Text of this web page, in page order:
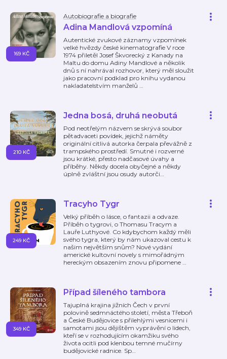
Autobiografie a biografie
Adina Mandlová vzpomíná
Autentické zvukové záznamy vzpomínek
velké hvězdy české kinematografie V roce
1974 přiletěl Josef Škvorecký z Kanady na
Maltu do domu Adiny Mandlové a několik
dnů s ní nahrával rozhovor, který měl sloužit
jako pracovní podklad pro knihu vydanou
nakladatelstvím manželů …
169 KČ
Jedna bosá, druhá neobutá
Pod neotřelým názvem se skrývá soubor
pětadvaceti povídek, jejichž náměty
originální citlivá autorka čerpala převážně z
trampského prostředí. Smutné i rozverné
jsou krátké, přesto nadčasové úvahy a
příběhy. Někdy docela obyčejné a někdy
úplně zvláštní jsou osudy autorči…
210 KČ
Tracyho Tygr
Velký příběh o lásce, o fantazii a odvaze.
Příběh o tygrovi, o Thomasu Tracym a
Lauře Luthyové. Co kdybychom každý měli
svého tygra, který by nám ukazoval cestu k
našim největším snům? Nové vydání
americké kultovní novely s mimořádným
hereckým obsazením znovu připomene …
249 KČ
Případ šíleného tambora
Tajuplná krajina jižních Čech v první
polovině sedmnáctého století, města Třeboň
a České Budějovice s přilehlými vesnicemi i
samotami jsou dějištěm vyprávění o lidech,
kteří se v rozhodujícím okamžiku svého
života ocitli pod klenbou temné mučírny
budějovické radnice. Sp…
349 KČ